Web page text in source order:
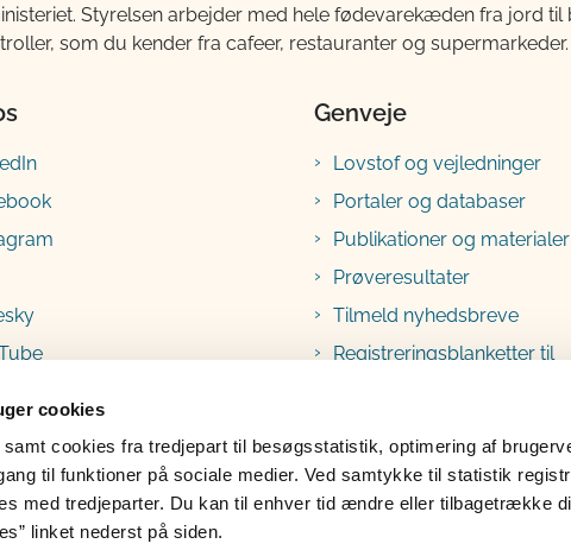
cookies
cookies fra tredjepart til besøgsstatistik, optimering af
til funktioner på sociale medier. Ved samtykke til statistik
med tredjeparter. Du kan til enhver tid ændre eller tilbagetrække
linket nederst på siden.
Styrelsen arbejder med hele fødevarekæden fra jord
som du kender fra cafeer, restauranter og supermarkeder.
Genveje
Lovstof og vejledninger
Portaler og databaser
Publikationer og materialer
Prøveresultater
Tilmeld nyhedsbreve
Registreringsblanketter til